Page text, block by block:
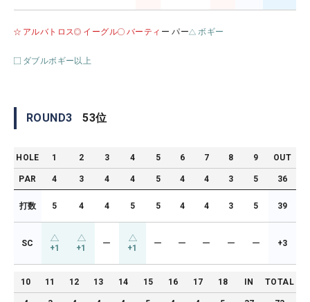
アルバトロス イーグル バーティ ー パー ボギー
ダブルボギー以上
ROUND3 53位
HOLE 1 2 3 4 5 6 7 8 9 OUT
PAR 4 3 4 4 5 4 4 3 5 36
打数 5 4 4 5 5 4 4 3 5 39
SC +1 +1 ー +1 ー ー ー ー ー +3
10 11 12 13 14 15 16 17 18 IN TOTAL